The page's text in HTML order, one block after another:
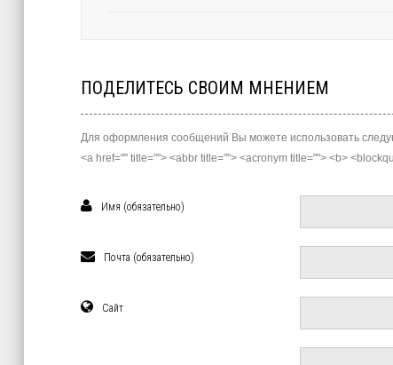
ПОДЕЛИТЕСЬ СВОИМ МНЕНИЕМ
Для оформления сообщений Вы можете использовать
<a href="" title=""> <abbr title=""> <acronym title=""> <b>
Имя (обязательно)
Почта (обязательно)
Сайт